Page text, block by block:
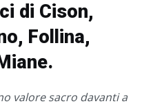
di Cison,
Follina,
valore sacro davanti a